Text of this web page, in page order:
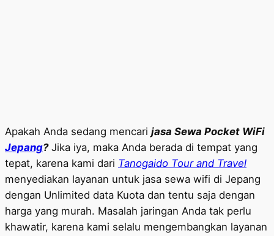
Apakah Anda sedang mencari jasa Sewa Pocket WiFi
Jepang?Jika iya, maka Anda berada di tempat yang
tepat, karena kami dari Tanogaido Tour and Travel
menyediakan layanan untuk jasa sewa wifi di Jepang
dengan Unlimited data Kuota dan tentu saja dengan
harga yang murah. Masalah jaringan Anda tak perlu
khawatir, karena kami selalu mengembangkan layanan